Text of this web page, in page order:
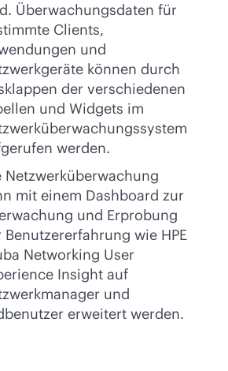
Überwachungsdaten für
Clients,
und
können durch
der verschiedenen
und Widgets im
werden.
Netzwerküberwachung
mit einem Dashboard zur
und Erprobung
Benutzererfahrung wie HPE
Networking User
Insight auf
und
erweitert werden.